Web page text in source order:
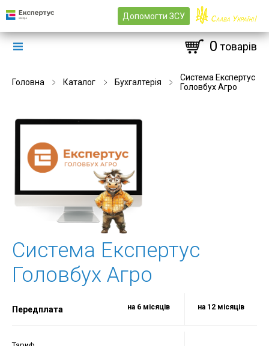
Допомогти ЗСУ
0 товарів
Головна Каталог Бухгалтерія
Система Експертус
Головбух Агро
Система Експертус
Головбух Агро
Передплата на 6 місяців на 12 місяців